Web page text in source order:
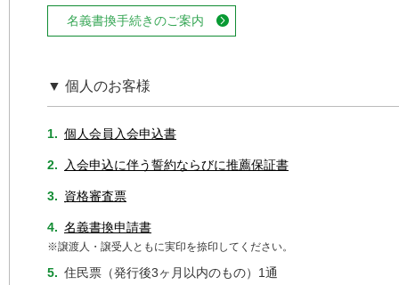
名義書換手続きのご案内
▼ 個人のお客様
1. 個人会員入会申込書
2. 入会申込に伴う誓約ならびに推薦保証書
3. 資格審査票
4. 名義書換申請書
※譲渡人・譲受人ともに実印を捺印してください。
5. 住民票（発行後3ヶ月以内のもの）1通